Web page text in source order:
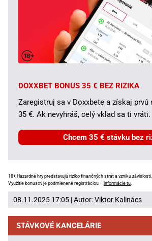
DOXXBET BONUS 35 € BEZ RIZIKA
Zaregistruj sa v Doxxbete a získaj prvú
35 €. Ak nevyhráš, celý vklad sa ti vráti.
Chcem 35 € stávku bez
18+ Hazardné hry predstavujú riziko finančných strát a vzniku závislosti.
Využitie bonusov je podmienené registráciou – informácie tu
08.11.2025 17:05 | Autor:Viktor Kalinács
STÁVKOVÉ KANCELÁRIE